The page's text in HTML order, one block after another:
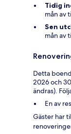
Tidig
mån av
Sen
mån av
Detta
2026 och
ändras).
En av
Gäster har